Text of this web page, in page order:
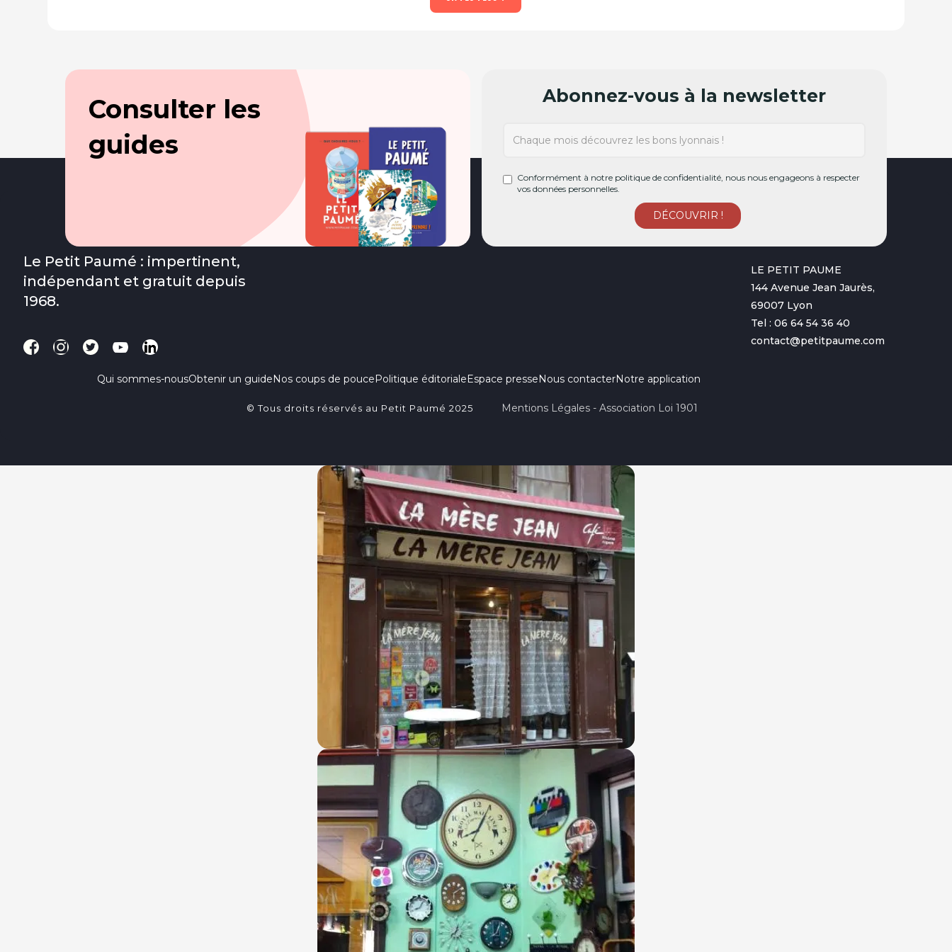
Consulter les
guides
Abonnez-vous à la newsletter
Conformément à notre politique de confidentialité, nous nous engageons à respecter
vos données personnelles.
Le Petit Paumé : impertinent,
indépendant et gratuit depuis
1968.
Qui sommes-nousObtenir un guideNos coups de poucePolitique éditorialeEspace presseNous contacterNotre application
LE PETIT PAUME
144 Avenue Jean Jaurès,
69007 Lyon
Tel : 06 64 54 36 40
contact@petitpaume.com
© Tous droits réservés au Petit Paumé 2025 Mentions Légales - Association Loi 1901